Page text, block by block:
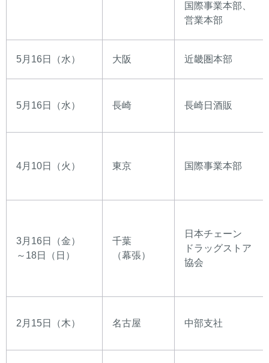
国際事業本部、
営業本部
5月16日（水） 大阪 近畿圏本部
5月16日（水） 長崎 長崎日酒販
4月10日（火） 東京 国際事業本部
3月16日（金）
～18日（日）
千葉
（幕張）
日本チェーン
ドラッグストア
協会
2月15日（木） 名古屋 中部支社